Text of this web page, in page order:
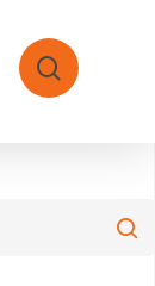
search